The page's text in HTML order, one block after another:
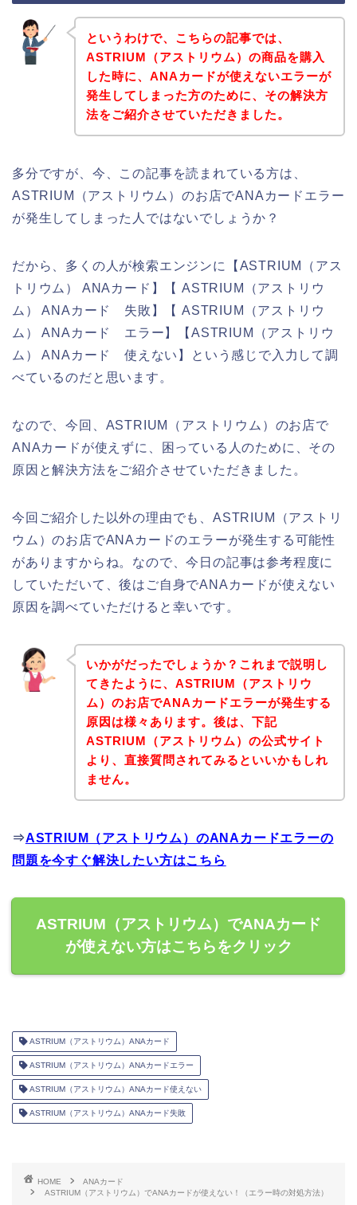
というわけで、こちらの記事では、
ASTRIUM（アストリウム）の商品を購入
した時に、ANAカードが使えないエラーが
発生してしまった方のために、その解決方
法をご紹介させていただきました。
多分ですが、今、この記事を読まれている方は、
ASTRIUM（アストリウム）のお店でANAカードエラー
が発生してしまった人ではないでしょうか？
だから、多くの人が検索エンジンに【ASTRIUM（アス
トリウム） ANAカード】【 ASTRIUM（アストリウ
ム） ANAカード 失敗】【 ASTRIUM（アストリウ
ム） ANAカード エラー】【ASTRIUM（アストリウ
ム） ANAカード 使えない】という感じで入力して調
べているのだと思います。
なので、今回、ASTRIUM（アストリウム）のお店で
ANAカードが使えずに、困っている人のために、その
原因と解決方法をご紹介させていただきました。
今回ご紹介した以外の理由でも、ASTRIUM（アストリ
ウム）のお店でANAカードのエラーが発生する可能性
がありますからね。なので、今日の記事は参考程度に
していただいて、後はご自身でANAカードが使えない
原因を調べていただけると幸いです。
いかがだったでしょうか？これまで説明し
てきたように、ASTRIUM（アストリウ
ム）のお店でANAカードエラーが発生する
原因は様々あります。後は、下記
ASTRIUM（アストリウム）の公式サイト
より、直接質問されてみるといいかもしれ
ません。
⇒ASTRIUM（アストリウム）のANAカードエラーの
問題を今すぐ解決したい方はこちら
ASTRIUM（アストリウム）でANAカード
が使えない方はこちらをクリック
ASTRIUM（アストリウム）ANAカード
ASTRIUM（アストリウム）ANAカードエラー
ASTRIUM（アストリウム）ANAカード使えない
ASTRIUM（アストリウム）ANAカード失敗
HOME
ANAカード
ASTRIUM（アストリウム）でANAカードが使えない！（エラー時の対処方法）